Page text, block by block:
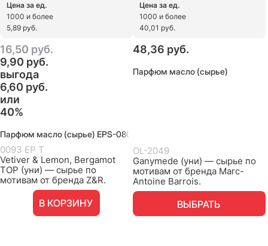
Цена за ед.
1000 и более
5,89 руб.
16,50 руб.
9,90 руб.
выгода
6,60 руб.
или
40%
Парфюм масло (сырье) EPS-080
0093 EP T
Vetiver & Lemon, Bergamot
TOP (уни) — сырье по
мотивам от бренда Z&R.
В КОРЗИНУ
Цена за ед.
1000 и более
40,01 руб.
48,36 руб.
Парфюм масло (сырье)
OL-2049
Ganymede (уни) — сырье по
мотивам от бренда Marc-
Antoine Barrois.
ВЫБРАТЬ